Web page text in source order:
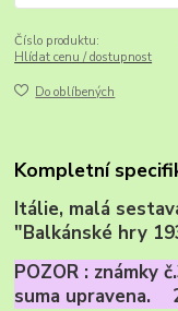
Číslo produktu:
Hlídat cenu / dostupnost
Do oblíbených
Kompletní
Itálie, malá
"Balkánské
POZOR : známky
suma upravena.